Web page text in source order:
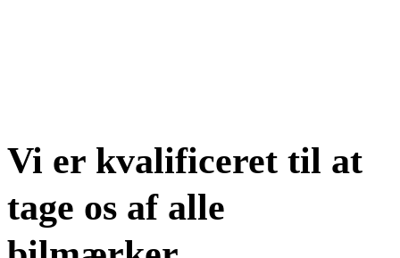
Vi er kvalificeret til at
tage os af alle